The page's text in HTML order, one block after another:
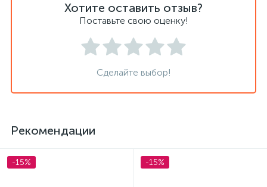
Хотите оставить отзыв?
Поставьте свою оценку!
Сделайте выбор!
Рекомендации
-15% -15%